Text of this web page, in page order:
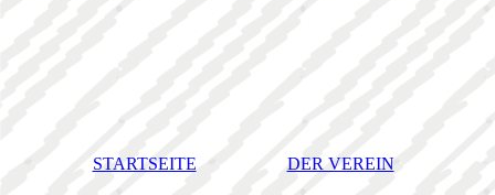
STARTSEITE DER VEREIN